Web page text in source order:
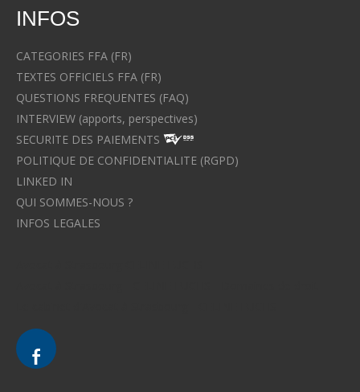
INFOS
CATEGORIES FFA (FR)
TEXTES OFFICIELS FFA (FR)
QUESTIONS FREQUENTES (FAQ)
INTERVIEW (apports, perspectives)
SECURITE DES PAIEMENTS
POLITIQUE DE CONFIDENTIALITE (RGPD)
LINKED IN
QUI SOMMES-NOUS ?
INFOS LEGALES